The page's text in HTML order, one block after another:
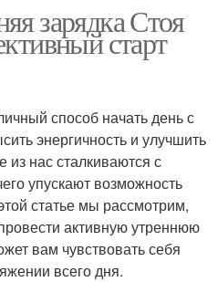
зарядка Стоя
старт
способ начать день с
энергичность и улучшить
из нас сталкиваются с
упускают возможность
статье мы рассмотрим,
активную утреннюю
вам чувствовать себя
всего дня.